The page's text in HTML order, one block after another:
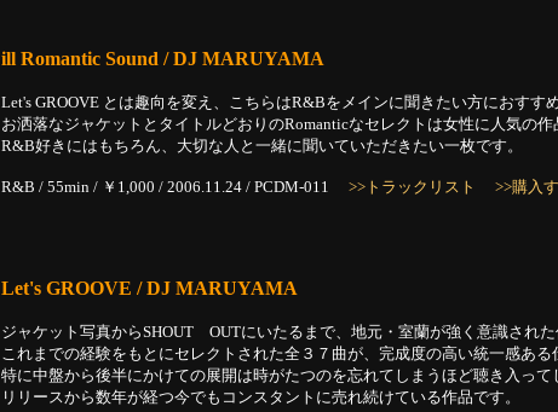
ill Romantic Sound / DJ MARUYAMA
Let's GROOVE とは趣向を変え、こちらはR&Bをメインに聞きたい方におすすめ
お洒落なジャケットとタイトルどおりのRomanticなセレクトは女性に人気の作
R&B好きにはもちろん、大切な人と一緒に聞いていただきたい一枚です。
R&B / 55min / ￥1,000 / 2006.11.24 / PCDM-011 >>トラックリスト >>購入
Let's GROOVE / DJ MARUYAMA
ジャケット写真からSHOUT OUTにいたるまで、地元・室蘭が強く意識された
これまでの経験をもとにセレクトされた全３７曲が、完成度の高い統一感ある
特に中盤から後半にかけての展開は時がたつのを忘れてしまうほど聴き入って
リリースから数年が経つ今でもコンスタントに売れ続けている作品です。